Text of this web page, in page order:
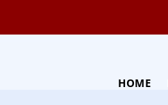
HOME